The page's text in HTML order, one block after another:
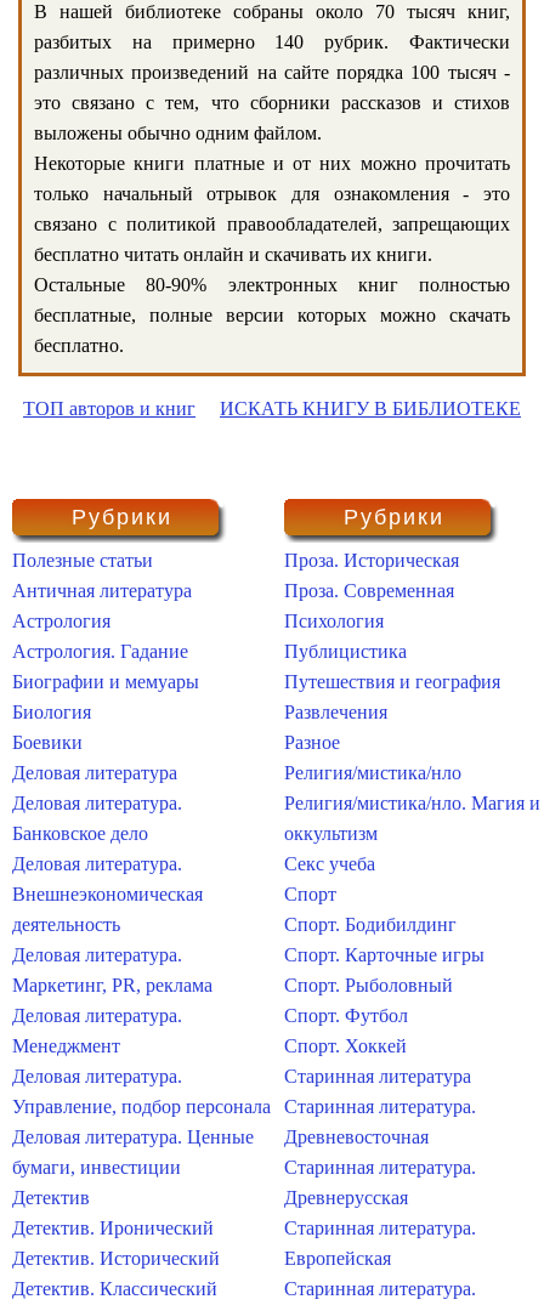
В нашей библиотеке собраны около 70 тысяч книг,
разбитых на примерно 140 рубрик. Фактически
различных произведений на сайте порядка 100 тысяч -
это связано с тем, что сборники рассказов и стихов
выложены обычно одним файлом.
Некоторые книги платные и от них можно прочитать
только начальный отрывок для ознакомления - это
связано с политикой правообладателей, запрещающих
бесплатно читать онлайн и скачивать их книги.
Остальные 80-90% электронных книг полностью
бесплатные, полные версии которых можно скачать
бесплатно.
ТОП авторов и книг ИСКАТЬ КНИГУ В БИБЛИОТЕКЕ
Рубрики
Полезные статьи
Античная литература
Астрология
Астрология. Гадание
Биографии и мемуары
Биология
Боевики
Деловая литература
Деловая литература.
Банковское дело
Деловая литература.
Внешнеэкономическая
деятельность
Деловая литература.
Маркетинг, PR, реклама
Деловая литература.
Менеджмент
Деловая литература.
Управление, подбор персонала
Деловая литература. Ценные
бумаги, инвестиции
Детектив
Детектив. Иронический
Детектив. Исторический
Детектив. Классический
Рубрики
Проза. Историческая
Проза. Современная
Психология
Публицистика
Путешествия и география
Развлечения
Разное
Религия/мистика/нло
Религия/мистика/нло. Магия и
оккультизм
Секс учеба
Спорт
Спорт. Бодибилдинг
Спорт. Карточные игры
Спорт. Рыболовный
Спорт. Футбол
Спорт. Хоккей
Старинная литература
Старинная литература.
Древневосточная
Старинная литература.
Древнерусская
Старинная литература.
Европейская
Старинная литература.